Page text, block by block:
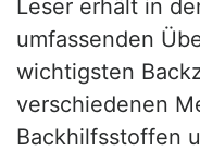
Leser erhält in
umfassenden
wichtigsten
verschiedenen
Backhilfsstoffen